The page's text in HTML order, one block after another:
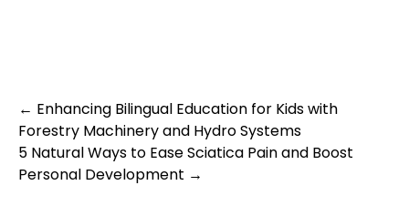
Post
navigation
← Enhancing Bilingual Education for Kids with
Forestry Machinery and Hydro Systems
5 Natural Ways to Ease Sciatica Pain and Boost
Personal Development →